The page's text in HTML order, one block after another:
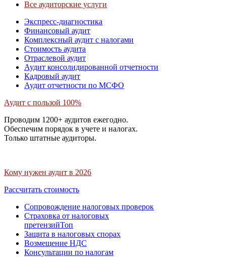
Все аудиторские услуги
Экспресс-диагностика
Финансовый аудит
Комплексный аудит с налогами
Стоимость аудита
Отраслевой аудит
Аудит консолидированной отчетности
Кадровый аудит
Аудит отчетности по МСФО
Аудит с пользой 100%
Проводим 1200+ аудитов ежегодно.
Обеспечим порядок в учете и налогах.
Только штатные аудиторы.
Кому нужен аудит в 2026
Рассчитать стоимость
Сопровождение налоговых проверок
Страховка от налоговых
претензийТоп
Защита в налоговых спорах
Возмещение НДС
Консультации по налогам